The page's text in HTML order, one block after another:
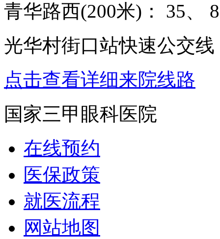
青华路西(200米)： 35、
光华村街口站快速公交线
点击查看详细来院线路
国家三甲眼科医院
在线预约
医保政策
就医流程
网站地图